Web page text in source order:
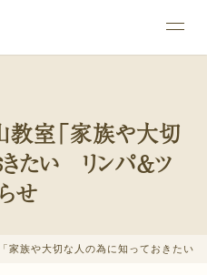
教室「家族や大切
たい リンパ＆ツ
せ
家族や大切な人の為に知っておきたい